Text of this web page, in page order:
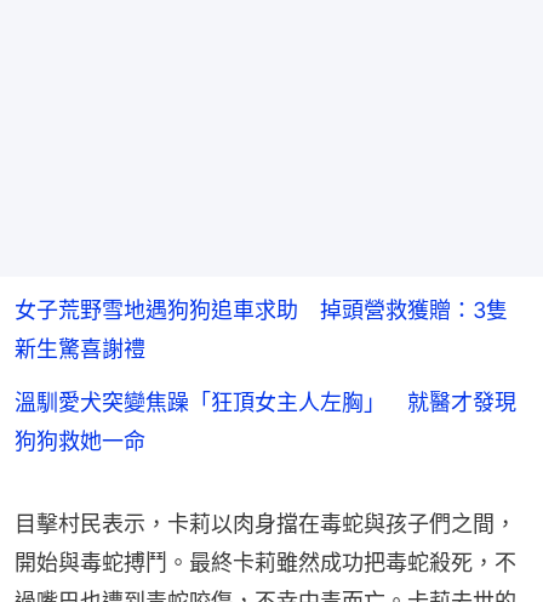
女子荒野雪地遇狗狗追車求助 掉頭營救獲贈：3隻
新生驚喜謝禮
溫馴愛犬突變焦躁「狂頂女主人左胸」 就醫才發現
狗狗救她一命
目擊村民表示，卡莉以肉身擋在毒蛇與孩子們之間，
開始與毒蛇搏鬥。最終卡莉雖然成功把毒蛇殺死，不